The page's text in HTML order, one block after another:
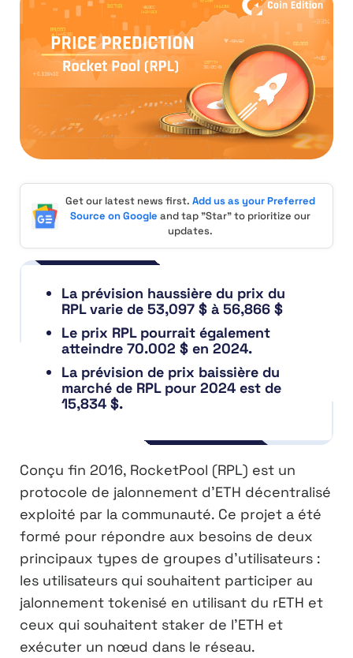
Get our latest news first. Add us as your Preferred
Source on Google and tap "Star" to prioritize our
updates.
La prévision haussière du prix du
RPL varie de 53,097 $ à 56,866 $
Le prix RPL pourrait également
atteindre 70.002 $ en 2024.
La prévision de prix baissière du
marché de RPL pour 2024 est de
15,834 $.
Conçu fin 2016, RocketPool (RPL) est un
protocole de jalonnement d’ETH décentralisé
exploité par la communauté. Ce projet a été
formé pour répondre aux besoins de deux
principaux types de groupes d’utilisateurs :
les utilisateurs qui souhaitent participer au
jalonnement tokenisé en utilisant du rETH et
ceux qui souhaitent staker de l’ETH et
exécuter un nœud dans le réseau.